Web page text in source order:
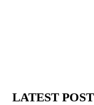
LATEST